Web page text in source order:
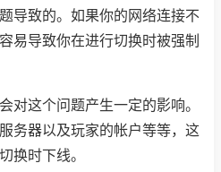
导致的。如果你的网络连接不
易导致你在进行切换时被强制
对这个问题产生一定的影响。
务器以及玩家的帐户等等，这
换时下线。